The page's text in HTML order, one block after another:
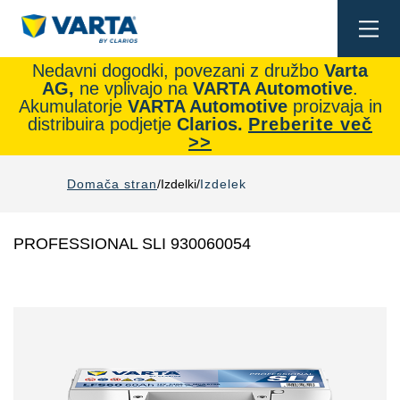
Nedavni dogodki, povezani z družbo Varta
AG, ne vplivajo na VARTA Automotive.
Akumulatorje VARTA Automotiveproizvaja in
distribuira podjetje Clarios. Preberite več
>>
Domača stran Izdelki Izdelek
PROFESSIONAL SLI 930060054